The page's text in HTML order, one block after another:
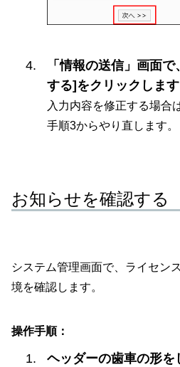
「情報の送信」画面
する]をクリックします
入力内容を修正する場合
手順3からやり直します。
お知らせを確認する
システム管理画面で、ライセン
境を確認します。
操作手順：
ヘッダーの歯車の形